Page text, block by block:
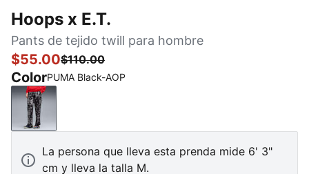
Hoops x E.T.
Pants de tejido twill para hombre
$55.00$110.00
ColorPUMA Black-AOP
PUMA Black-AOP
La persona que lleva esta prenda mide 6' 3"
cm y lleva la talla M.